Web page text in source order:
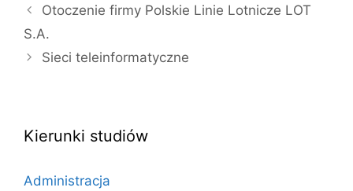
Otoczenie firmy Polskie Linie Lotnicze LOT
S.A.
Sieci teleinformatyczne
Kierunki studiów
Administracja